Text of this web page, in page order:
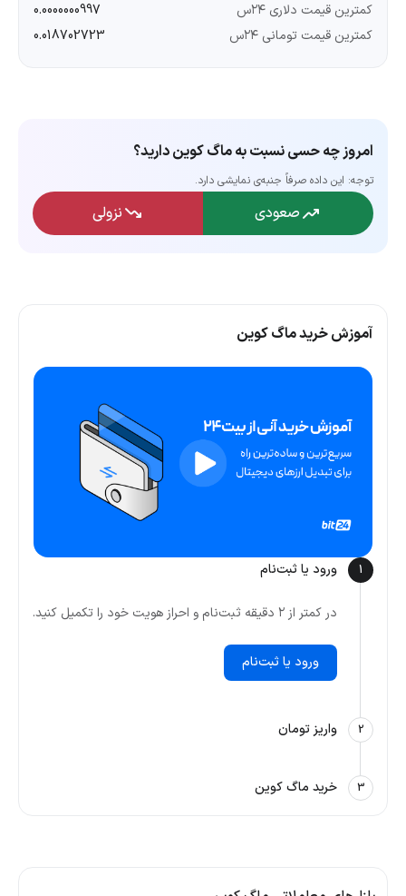
کمترین قیمت دلاری ۲۴س
0.0000000997
کمترین قیمت تومانی ۲۴س
0.018702723
امروز چه حسی نسبت به ماگ کوین دارید؟
توجه: این داده‌ صرفاً جنبه‌ی نمایشی دارد.
صعودی نزولی
آموزش خرید ماگ کوین
1 ورود یا ثبت‌نام
در کمتر از ۲ دقیقه ثبت‌نام و احراز هویت خود را تکمیل کنید.
ورود یا ثبت‌نام
2 واریز تومان
3 خرید ماگ کوین